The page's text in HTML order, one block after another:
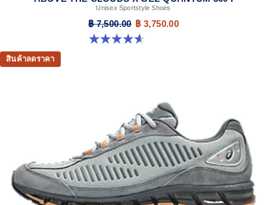
Unisex Sportstyle Shoes
฿ 7,500.00 ฿ 3,750.00
4.6 จาก 5 ดาว 5 รีวิว
สินค้าลดราคา